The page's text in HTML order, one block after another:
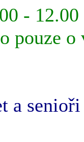
-
pouze o
a